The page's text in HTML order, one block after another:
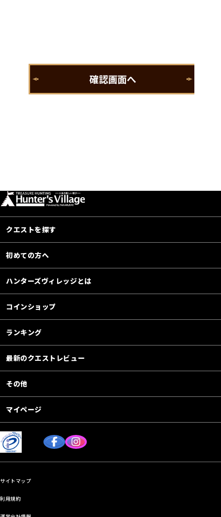
クエストを探す
初めての方へ
ハンターズヴィレッジとは
コインショップ
ランキング
最新のクエストレビュー
その他
マイページ
サイトマップ
利用規約